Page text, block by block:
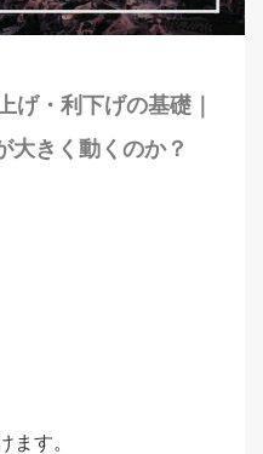
げ・利下げの基礎｜
大きく動くのか？
ます。